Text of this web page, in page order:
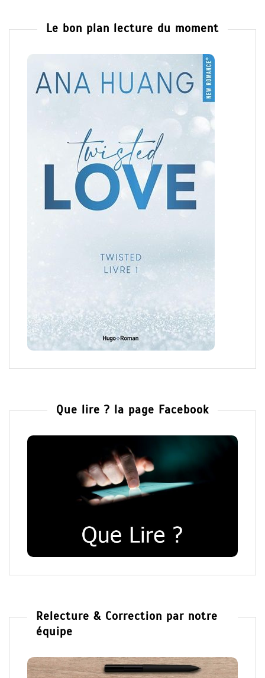
Le bon plan lecture du moment
Que lire ? la page Facebook
Relecture & Correction par notre
équipe